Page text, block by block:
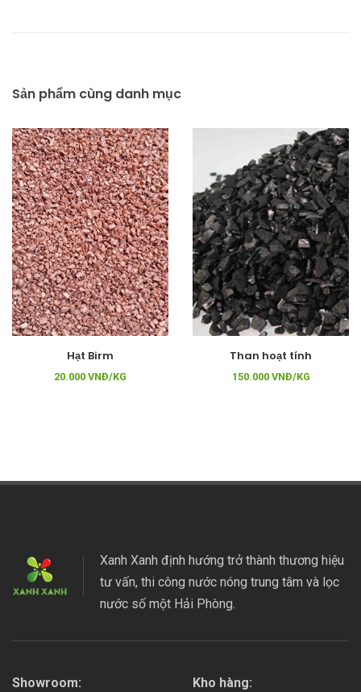
Sản phẩm cùng danh mục
Hạt Birm
20.000 VNĐ/KG
Than hoạt tính
150.000 VNĐ/KG
Xanh Xanh định hướng trở thành thương hiệu
tư vấn, thi công nước nóng trung tâm và lọc
nước số một Hải Phòng.
Showroom:
Kho hàng: